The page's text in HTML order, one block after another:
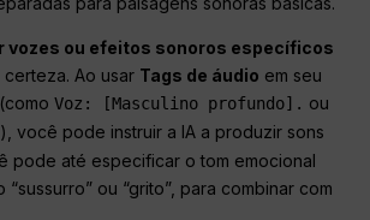
vozes ou efeitos sonoros específicos
certeza. Ao usar Tags de áudio em seu
Voz: [Masculino profundo]. ou
), você pode instruir a IA a produzir sons
pode até especificar o tom emocional
ou “grito”, para combinar com